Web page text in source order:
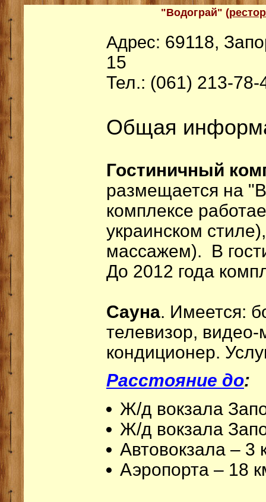
"Водограй" (
Адрес: 69118,
15
Тел.: (061) 213-78-
Общая
Гостиничный
размещается на
комплексе
украинском
массажем). В
До 2012 года
Сауна. Имеется:
телевизор,
кондиционер.
Расстояние до:
Ж/д вокзала
Ж/д вокзала
Автовокзала – 3
Аэропорта – 18